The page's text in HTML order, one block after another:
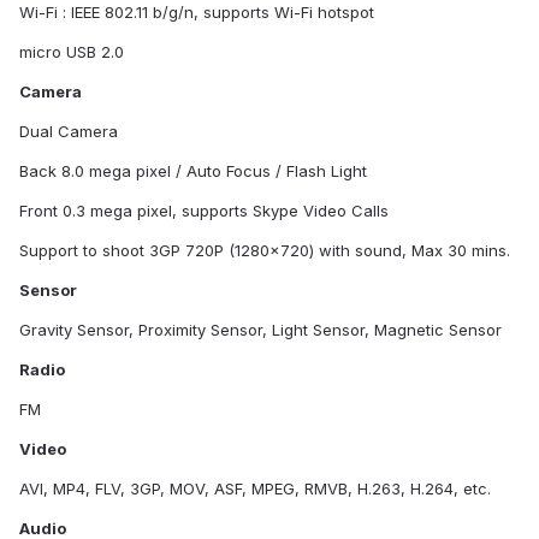
Wi-Fi : IEEE 802.11 b/g/n, supports Wi-Fi hotspot
micro USB 2.0
Camera
Dual Camera
Back 8.0 mega pixel / Auto Focus / Flash Light
Front 0.3 mega pixel, supports Skype Video Calls
Support to shoot 3GP 720P (1280x720) with sound, Max 30 mins.
Sensor
Gravity Sensor, Proximity Sensor, Light Sensor, Magnetic Sensor
Radio
FM
Video
AVI, MP4, FLV, 3GP, MOV, ASF, MPEG, RMVB, H.263, H.264, etc.
Audio